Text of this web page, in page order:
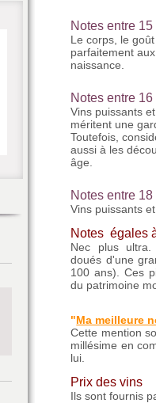
Notes entre
Le corps, le
parfaitement
naissance.
Notes entre
Vins puissants
méritent une
Toutefois,
aussi à les
âge.
Notes entre 18
Vins puissants
Notes égales
Nec plus
doués d'une
100 ans). Ces
du patrimoine
"Ma meilleure
Cette mention
millésime en
lui.
Prix des vins
Ils sont fournis